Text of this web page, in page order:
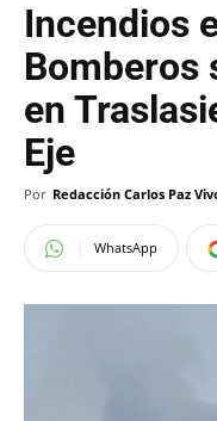
Incendios
Bomberos
en
Eje
Por Redacción Carlos Paz
WhatsApp